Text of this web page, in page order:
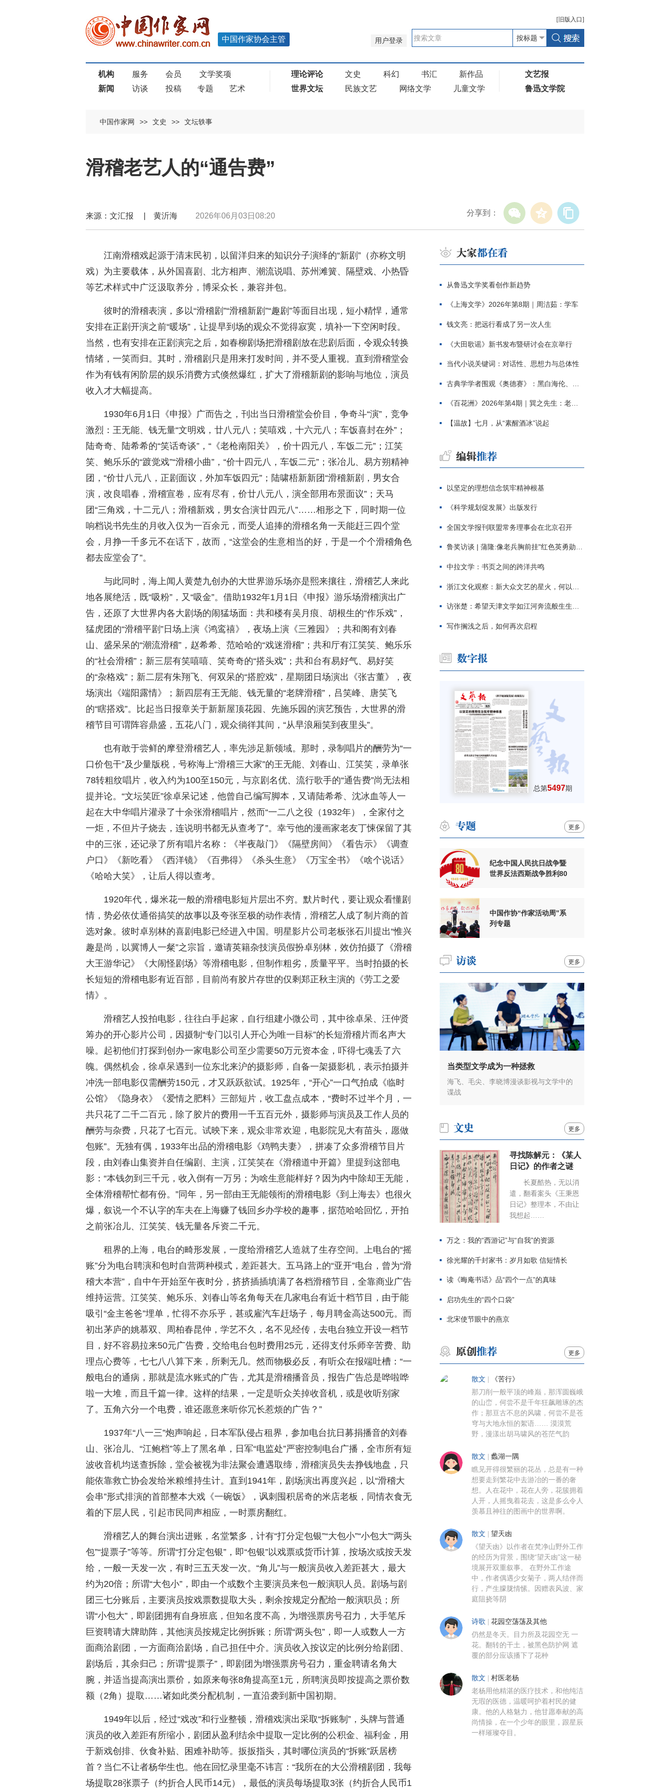
[ 旧版 入口]
用户登录
中国作家协会主管
机构 服务 会员
文学奖项
新闻
访谈 投稿 专题 艺术
理论评论 文史 科幻 书汇
新作品
世界文坛
民族文艺 网络文学 儿童文学
文艺报
鲁迅文学院
中国作家网 >> 文史 >> 文坛轶事
滑稽老艺人的“通告费”
分享到：
来源：文汇报 | 黄沂海 2026年06月03日08:20
江南滑稽戏起源于清末民初，以留洋归来的知识分子演绎的“新剧”（亦称文明
戏）为主要载体，从外国喜剧、北方相声、潮流说唱、苏州滩簧、隔壁戏、小热昏
等艺术样式中广泛汲取养分，博采众长，兼容并包。
彼时的滑稽表演，多以“滑稽剧”“滑稽新剧”“趣剧”等面目出现，短小精悍，通常
安排在正剧开演之前“暖场”，让提早到场的观众不觉得寂寞，填补一下空闲时段。
当然，也有安排在正剧演完之后，如春柳剧场把滑稽剧放在悲剧后面，令观众转换
情绪，一笑而归。其时，滑稽剧只是用来打发时间，并不受人重视。直到滑稽堂会
作为有钱有闲阶层的娱乐消费方式倏然爆红，扩大了滑稽新剧的影响与地位，演员
收入才大幅提高。
1930年6月1日《申报》广而告之，刊出当日滑稽堂会价目，争奇斗“演”，竞争
激烈：王无能、钱无量“文明戏，廿八元八；笑嘻戏，十六元八；车饭喜封在外”；
陆奇奇、陆希希的“笑话奇谈”，“《老枪南阳关》，价十四元八，车饭二元”；江笑
笑、鲍乐乐的“踱觉戏”“滑稽小曲”，“价十四元八，车饭二元”；张冶儿、易方朔精神
团，“价廿八元八，正剧面议，外加车饭四元”；陆啸梧新新团“滑稽新剧，男女合
演，改良唱春，滑稽宣卷，应有尽有，价廿八元八，演全部用布景面议”；天马
团“三角戏，十二元八；滑稽新戏，男女合演廿四元八”……相形之下，同时期一位
响档说书先生的月收入仅为一百余元，而受人追捧的滑稽名角一天能赶三四个堂
会，月挣一千多元不在话下，故而，“这堂会的生意相当的好，于是一个个滑稽角色
都去应堂会了”。
与此同时，海上闻人黄楚九创办的大世界游乐场亦是熙来攘往，滑稽艺人来此
地各展绝活，既“吸粉”，又“吸金”。借助1932年1月1日《申报》游乐场滑稽演出广
告，还原了大世界内各大剧场的闹猛场面：共和楼有吴月痕、胡根生的“作乐戏”，
猛虎团的“滑稽平剧”日场上演《鸿鸾禧》，夜场上演《三雅园》；共和阁有刘春
山、盛呆呆的“潮流滑稽”，赵希希、范哈哈的“戏迷滑稽”；共和厅有江笑笑、鲍乐乐
的“社会滑稽”；新三层有笑嘻嘻、笑奇奇的“搭头戏”；共和台有易好气、易好笑
的“杂格戏”；新二层有朱翔飞、何双呆的“搭腔戏”，星期团日场演出《张古董》，夜
场演出《端阳露情》；新四层有王无能、钱无量的“老牌滑稽”，吕笑峰、唐笑飞
的“瞎搭戏”。比起当日报章关于新新屋顶花园、先施乐园的演艺预告，大世界的滑
稽节目可谓阵容鼎盛，五花八门，观众徜徉其间，“从早浪厢笑到夜里头”。
也有敢于尝鲜的摩登滑稽艺人，率先涉足新领域。那时，录制唱片的酬劳为“一
口价包干”及少量版税，号称海上“滑稽三大家”的王无能、刘春山、江笑笑，录单张
78转粗纹唱片，收入约为100至150元，与京剧名优、流行歌手的“通告费”尚无法相
提并论。“文坛笑匠”徐卓呆记述，他曾自己编写脚本，又请陆希希、沈冰血等人一
起在大中华唱片灌录了十余张滑稽唱片，然而“一二八之役（1932年），全家付之
一炬，不但片子烧去，连说明书都无从查考了”。幸亏他的漫画家老友丁悚保留了其
中的三张，还记录了所有唱片名称：《半夜敲门》《隔壁房间》《看告示》《调查
户口》《新吃看》《西洋镜》《百弗得》《杀头生意》《万宝全书》《啥个说话》
《哈哈大笑》，让后人得以查考。
1920年代，爆米花一般的滑稽电影短片层出不穷。默片时代，要让观众看懂剧
情，势必依仗通俗搞笑的故事以及夸张至极的动作表情，滑稽艺人成了制片商的首
选对象。彼时卓别林的喜剧电影已经进入中国。明星影片公司老板张石川提出“惟兴
趣是尚，以冀博人一粲”之宗旨，邀请英籍杂技演员假扮卓别林，效仿拍摄了《滑稽
大王游华记》《大闹怪剧场》等滑稽电影，但制作粗劣，质量平平。当时拍摄的长
长短短的滑稽电影有近百部，目前尚有胶片存世的仅剩郑正秋主演的《劳工之爱
情》。
滑稽艺人投拍电影，往往白手起家，自行组建小微公司，其中徐卓呆、汪仲贤
筹办的开心影片公司，因摄制“专门以引人开心为唯一目标”的长短滑稽片而名声大
噪。起初他们打探到创办一家电影公司至少需要50万元资本金，吓得七魂丢了六
魄。偶然机会，徐卓呆遇到一位东北来沪的摄影师，自备一架摄影机，表示拍摄并
冲洗一部电影仅需酬劳150元，才又跃跃欲试。1925年，“开心”一口气拍成《临时
公馆》《隐身衣》《爱情之肥料》三部短片，收工盘点成本，“费时不过半个月，一
共只花了二千二百元，除了胶片的费用一千五百元外，摄影师与演员及工作人员的
酬劳与杂费，只花了七百元。试映下来，观众非常欢迎，电影院见大有苗头，愿做
包账”。无独有偶，1933年出品的滑稽电影《鸡鸭夫妻》，拼凑了众多滑稽节目片
段，由刘春山集资并自任编剧、主演，江笑笑在《滑稽道中开篇》里提到这部电
影：“本钱勿到三千元，收入倒有一万另；为啥生意能样好？因为内中除却王无能，
全体滑稽帮忙都有份。”同年，另一部由王无能领衔的滑稽电影《到上海去》也很火
爆，叙说一个不认字的车夫在上海赚了钱回乡办学校的趣事，据范哈哈回忆，开拍
之前张冶儿、江笑笑、钱无量各斥资二千元。
租界的上海，电台的畸形发展，一度给滑稽艺人造就了生存空间。上电台的“摇
账”分为电台聘演和包时自营两种模式，差距甚大。五马路上的“亚开”电台，曾为“滑
稽大本营”，自中午开始至午夜时分，挤挤插插填满了各档滑稽节目，全靠商业广告
维持运营。江笑笑、鲍乐乐、刘春山等名角每天在几家电台有近十档节目，由于能
吸引“金主爸爸”埋单，忙得不亦乐乎，甚或雇汽车赶场子，每月聘金高达500元。而
初出茅庐的姚慕双、周柏春昆仲，学艺不久，名不见经传，去电台独立开设一档节
目，好不容易拉来50元广告费，交给电台包时费用25元，还得支付乐师辛苦费、助
理点心费等，七七八八算下来，所剩无几。然而物极必反，有听众在报端吐槽：“一
般电台的通病，那就是流水账式的广告，尤其是滑稽播音员，报告广告总是哗啦哗
啦一大堆，而且千篇一律。这样的结果，一定是听众关掉收音机，或是收听别家
了。五角六分一个电费，谁还愿意来听你冗长惹烦的广告？”
1937年“八一三”炮声响起，日本军队侵占租界，参加电台抗日募捐播音的刘春
山、张冶儿、“江鲍档”等上了黑名单，日军“电监处”严密控制电台广播，全市所有短
波收音机均送查拆除，堂会被视为非法聚会遭遇取缔，滑稽演员失去挣钱地盘，只
能依靠救亡协会发给米粮维持生计。直到1941年，剧场演出再度兴起，以“滑稽大
会串”形式排演的首部整本大戏《一碗饭》，讽刺囤积居奇的米店老板，同情衣食无
着的下层人民，引起市民同声相应，一时票房翻红。
滑稽艺人的舞台演出进账，名堂繁多，计有“打分定包银”“大包小”“小包大”“两头
包”“提票子”等等。所谓“打分定包银”，即“包银”以戏票或货币计算，按场次或按天发
给，一般一天发一次，有时三五天发一次。“角儿”与一般演员收入差距甚大，最大
约为20倍；所谓“大包小”，即由一个或数个主要演员来包一般演职人员。剧场与剧
团三七分账后，主要演员按戏票数提取大头，剩余按规定分配给一般演职员；所
谓“小包大”，即剧团拥有自身班底，但知名度不高，为增强票房号召力，大手笔斥
巨资聘请大牌助阵，其他演员按规定比例拆账；所谓“两头包”，即一人或数人一方
面商洽剧团，一方面商洽剧场，自己担任中介。演员收入按议定的比例分给剧团、
剧场后，其余归己；所谓“提票子”，即剧团为增强票房号召力，重金聘请名角大
腕，并适当提高演出票价，如原来每张8角提高至1元，所聘演员即按提高之票价数
额（2角）提取……诸如此类分配机制，一直沿袭到新中国初期。
1949年以后，经过“戏改”和行业整顿，滑稽戏演出采取“拆账制”，头牌与普通
演员的收入差距有所缩小，剧团从盈利结余中提取一定比例的公积金、福利金，用
于新戏创排、伙食补贴、困难补助等。扳扳指头，其时哪位演员的“拆账”跃居榜
首？当仁不让者杨华生也。他在回忆录里毫不讳言：“我所在的大公滑稽剧团，我每
场提取28张票子（约折合人民币14元），最低的演员每场提取3张（约折合人民币1
从鲁迅文学奖看创作新趋势
《上海文学》2026年第8期｜周洁茹：学车
钱文亮：把远行看成了另一次人生
《大田歌谣》新书发布暨研讨会在京举行
当代小说关键词：对话性、思想力与总体性
古典学学者围观《奥德赛》：黑白海伦、佩涅罗佩的别针与神秘入侵者
《百花洲》2026年第4期｜巽之先生：老兵朱向前侧记三题
【温故】七月，从“素醒酒冰”说起
以坚定的理想信念筑牢精神根基
《科学规划促发展》出版发行
全国文学报刊联盟常务理事会在北京召开
鲁奖访谈 | 蒲隆:像老兵胸前挂"红色英勇勋章"
中拉文学：书页之间的跨洋共鸣
浙江文化观察：新大众文艺的星火，何以燎原？
访张楚：希望天津文学如江河奔流般生生不息
写作搁浅之后，如何再次启程
总第5497期
更多
纪念中国人民抗日战争暨
世界反法西斯战争胜利80
中国作协“作家活动周”系
列专题
更多
当类型文学成为一种拯救
海飞、毛尖、李晓博漫谈影视与文学中的
谍战
更多
寻找陈解元：《某人
日记》的作者之谜
长夏酷热，无以消
遣，翻看案头《王秉恩
日记》整理本，不由让
我想起……
万之：我的“西游记”与“自我”的资源
徐光耀的千封家书：岁月如歌 信短情长
读《晦庵书话》品“四个一点”的真味
启功先生的“四个口袋”
北宋使节眼中的燕京
更多
散文 《苦行》
那刀削一般平顶的峰巅，那浑圆巍峨
的山峦，何尝不是千年狂飙雕琢的杰
作；那亘古不息的风啸，何尝不是苍
穹与大地永恒的絮语…… 漠漠荒
野，漫漾出胡马啸风的苍茫气韵
散文 蠡湖一隅
瞧见开得很繁丽的花丛，总是有一种
想要走到繁花中去游冶的一番的奢
想。人在花中，花在人旁，花簇拥着
人开，人摇曳着花去，这是多么令人
羡慕且神往的图画中的世界啊。
散文 望天凼
《望天凼》以作者在梵净山野外工作
的经历为背景，围绕“望天凼”这一秘
境展开双重叙事。 在野外工作途
中，作者偶遇少女菊子，两人结伴而
行，产生朦胧情愫。因赠表风波、家
庭阻挠等阴
诗歌 花园空荡荡及其他
仍然是冬天。目力所及花园空无 一
花。翻转的干土，被黑色防护网 遮
覆的部分应该播下了花种
散文 村医老杨
老杨用他精湛的医疗技术，和他纯洁
无瑕的医德，温暖呵护着村民的健
康。他的人格魅力，他甘愿奉献的高
尚情操，在一个少年的眼里，跟星辰
一样璀璨夺目。